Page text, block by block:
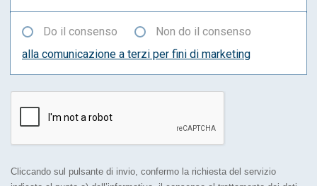
Do il consenso
Non do il consenso
alla comunicazione a terzi per fini di marketing
Cliccando sul pulsante di invio, confermo la richiesta del servizio